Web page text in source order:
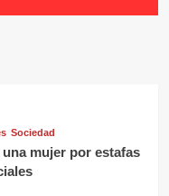
Sociedad
mujer por estafas